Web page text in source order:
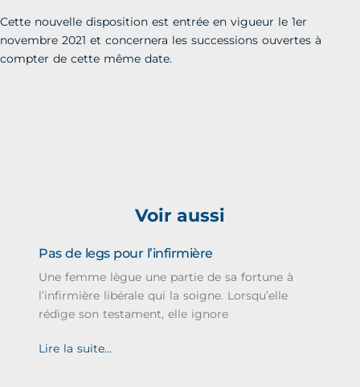
Cette nouvelle disposition est entrée en vigueur le 1er
novembre 2021 et concernera les successions ouvertes à
compter de cette même date.
Voir aussi
Pas de legs pour l’infirmière
Une femme lègue une partie de sa fortune à
l’infirmière libérale qui la soigne. Lorsqu’elle
rédige son testament, elle ignore
Lire la suite...